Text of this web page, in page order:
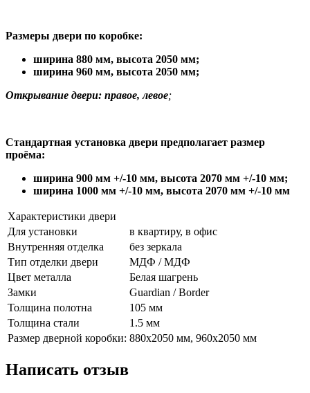
Размеры двери по коробке:
ширина 880 мм, высота 2050 мм;
ширина 960 мм, высота 2050 мм;
Открывание двери: правое, левое;
Стандартная установка двери предполагает размер
проёма:
ширина 900 мм +/-10 мм, высота 2070 мм +/-10 мм;
ширина 1000 мм +/-10 мм, высота 2070 мм +/-10 мм
Характеристики двери
Для установки
в квартиру, в офис
Внутренняя отделка
без зеркала
Тип отделки двери
МДФ / МДФ
Цвет металла
Белая шагрень
Замки
Guardian / Border
Толщина полотна
105 мм
Толщина стали
1.5 мм
Размер дверной коробки: 880х2050 мм, 960х2050 мм
Написать отзыв